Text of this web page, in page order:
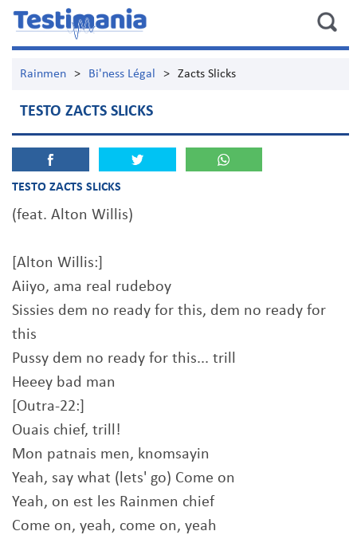
Rainmen > Bi'ness Légal > Zacts Slicks
TESTO ZACTS SLICKS
TESTO ZACTS SLICKS
(feat. Alton Willis)
[Alton Willis:]
Aiiyo, ama real rudeboy
Sissies dem no ready for this, dem no ready for
this
Pussy dem no ready for this... trill
Heeey bad man
[Outra-22:]
Ouais chief, trill!
Mon patnais men, knomsayin
Yeah, say what (lets' go) Come on
Yeah, on est les Rainmen chief
Come on, yeah, come on, yeah